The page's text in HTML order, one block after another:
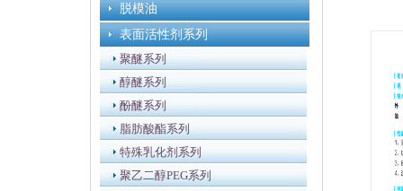
脱模油
表面活性剂系列
聚醚系列
醇醚系列
酚醚系列
脂肪酸酯系列
特殊乳化剂系列
聚乙二醇PEG系列